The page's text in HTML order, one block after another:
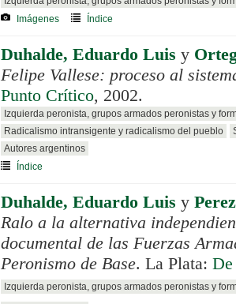
Imágenes
Índice
Duhalde, Eduardo Luis y
Felipe Vallese: proceso al
Punto Crítico, 2002.
Izquierda peronista, grupos armados peronistas y
Radicalismo intransigente y radicalismo del pueblo
Autores argentinos
Índice
Duhalde, Eduardo Luis y
Ralo a la alternativa
documental de las Fuerzas
Peronismo de Base. La Plata: De
Izquierda peronista, grupos armados peronistas y